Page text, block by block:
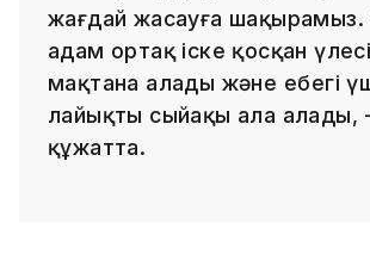
жағдай жасауға шақырамыз.
адам ортақ іске қосқан
мақтана алады және еңбегі
лайықты сыйақы ала алады,
құжатта.